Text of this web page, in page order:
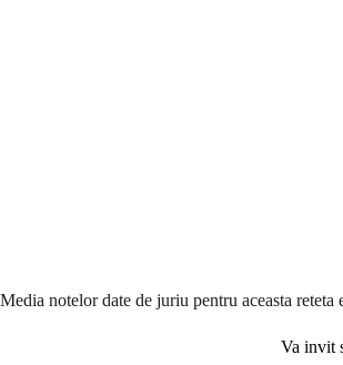
Media notelor date de juriu pentru aceasta reteta
Va invit